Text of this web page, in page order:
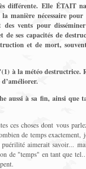
Elle ÉTAIT
manière nécessaire pour
vents pour
ses capacités de
et de mort,
à la météo destructrice.
aussi à sa fin, ainsi que
ces choses dont vous
de temps exactement,
aimerait savoir...
de "temps" en tant que